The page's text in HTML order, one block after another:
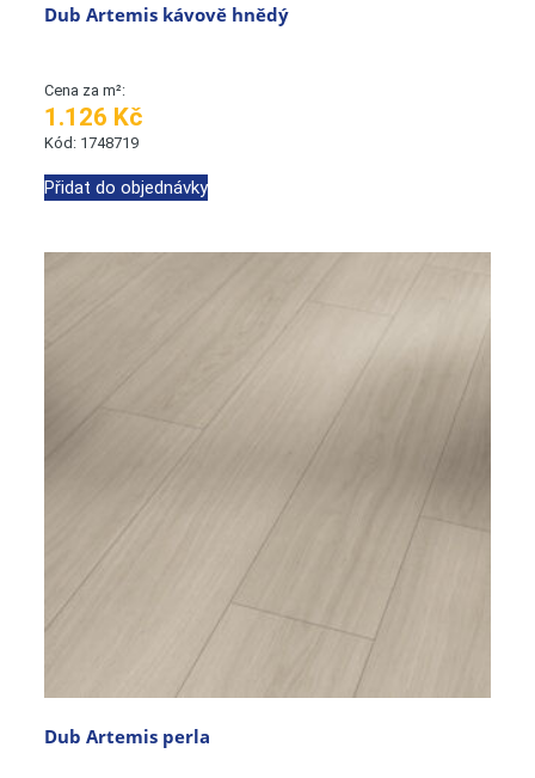
Dub Artemis kávově hnědý
Cena za m²:
1.126 Kč
Kód: 1748719
Přidat do objednávky
Dub Artemis perla